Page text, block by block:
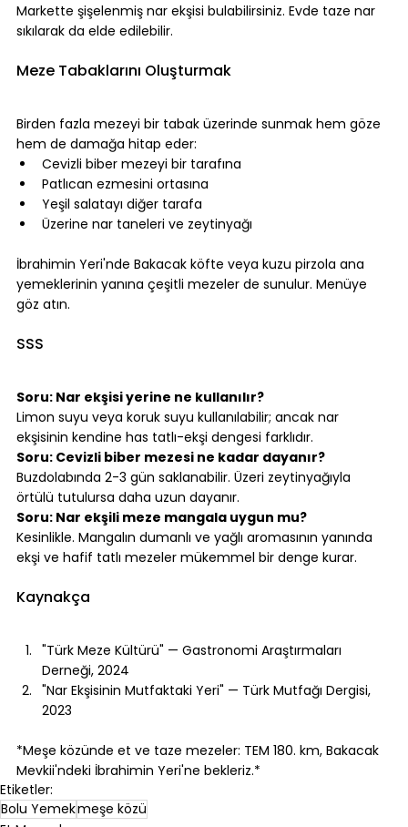
Markette şişelenmiş nar ekşisi bulabilirsiniz. Evde taze nar
sıkılarak da elde edilebilir.
Meze Tabaklarını Oluşturmak
Birden fazla mezeyi bir tabak üzerinde sunmak hem göze
hem de damağa hitap eder:
Cevizli biber mezeyi bir tarafına
Patlıcan ezmesini ortasına
Yeşil salatayı diğer tarafa
Üzerine nar taneleri ve zeytinyağı
İbrahimin Yeri'nde Bakacak köfte veya kuzu pirzola ana
yemeklerinin yanına çeşitli mezeler de sunulur. Menüye
göz atın.
SSS
Soru: Nar ekşisi yerine ne kullanılır?
Limon suyu veya koruk suyu kullanılabilir; ancak nar
ekşisinin kendine has tatlı-ekşi dengesi farklıdır.
Soru: Cevizli biber mezesi ne kadar dayanır?
Buzdolabında 2-3 gün saklanabilir. Üzeri zeytinyağıyla
örtülü tutulursa daha uzun dayanır.
Soru: Nar ekşili meze mangala uygun mu?
Kesinlikle. Mangalın dumanlı ve yağlı aromasının yanında
ekşi ve hafif tatlı mezeler mükemmel bir denge kurar.
Kaynakça
"Türk Meze Kültürü" — Gastronomi Araştırmaları
Derneği, 2024
"Nar Ekşisinin Mutfaktaki Yeri" — Türk Mutfağı Dergisi,
2023
*Meşe közünde et ve taze mezeler: TEM 180. km, Bakacak
Mevkii'ndeki İbrahimin Yeri'ne bekleriz.*
Etiketler:
Bolu Yemekmeşe közü